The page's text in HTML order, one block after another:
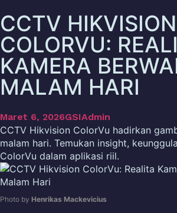
CCTV HIKVISION
COLORVU:
KAMERA
MALAM HARI
Maret 6, 2026GSIAdmin
CCTV Hikvision ColorVu hadirkan
malam hari. Temukan insight,
ColorVu dalam aplikasi riil.
Photo by Henrikas Mackevicius